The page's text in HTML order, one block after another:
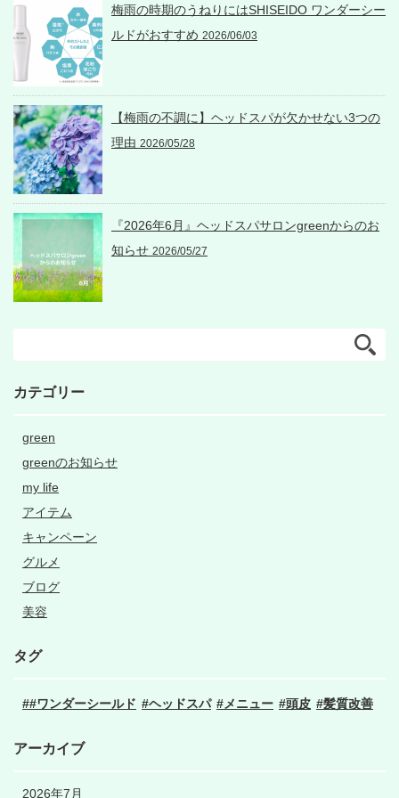
梅雨の時期のうねりにはSHISEIDO ワンダーシー
ルドがおすすめ 2026/06/03
【梅雨の不調に】ヘッドスパが欠かせない3つの
理由 2026/05/28
『2026年6月』ヘッドスパサロンgreenからのお
知らせ 2026/05/27
カテゴリー
green
greenのお知らせ
my life
アイテム
キャンペーン
グルメ
ブログ
美容
タグ
#ワンダーシールド ヘッドスパ メニュー 頭皮 髪質改善
アーカイブ
2026年7月